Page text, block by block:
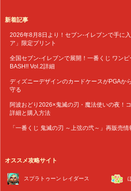
新着記事
2026年8月8日より！セブン‐イレブンで手に
ア」限定プリント
全国セブン‐イレブンで展開！一番くじ ワン
BASH!! Vol.2詳細
ディズニーデザインのカードケースがPGAか
守る
阿波おどり2026×鬼滅の刃・魔法使いの夜！
詳細と購入方法
「一番くじ 鬼滅の刃 ～上弦の弐～」再販売情
オススメ攻略サイト
スプラトゥーン レイダース